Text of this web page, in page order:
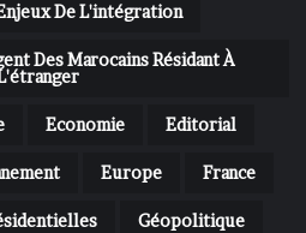
De L'intégration
Des Marocains Résidant À
Economie Editorial
Europe France
Géopolitique